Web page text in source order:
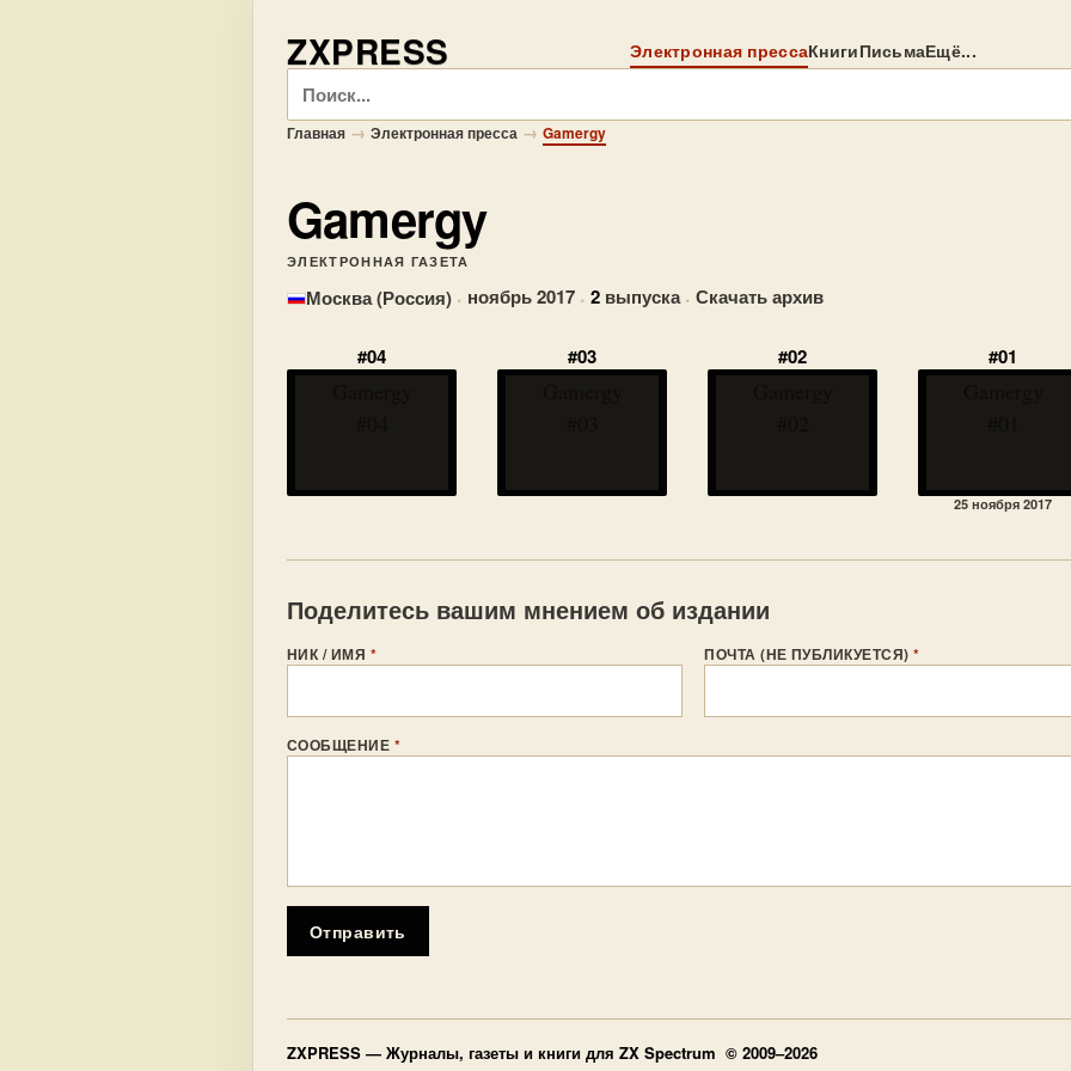
ZXPRESS Электронная прессаКнигиПисьмаЕщё...
Поиск
Главная → Электронная пресса → Gamergy
Gamergy
ЭЛЕКТРОННАЯ ГАЗЕТА
Москва (Россия) · ноябрь 2017 · 2 выпуска · Скачать архив
#04 #03 #02 #01
25 ноября 2017
Поделитесь вашим мнением об издании
НИК / ИМЯ * ПОЧТА (НЕ ПУБЛИКУЕТСЯ)*
СООБЩЕНИЕ *
Отправить
ZXPRESS — Журналы, газеты и книги для ZX Spectrum © 2009–2026